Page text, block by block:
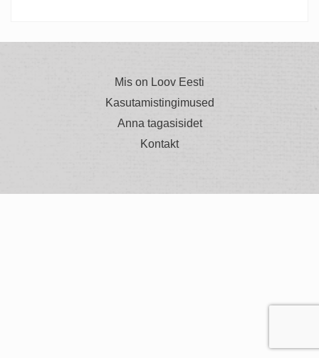
Mis on Loov Eesti
Kasutamistingimused
Anna tagasisidet
Kontakt